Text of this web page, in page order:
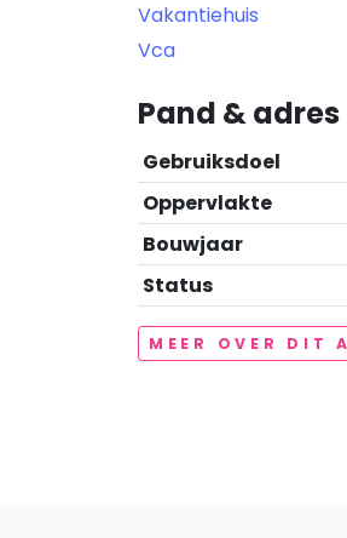
Vakantiehuis
Vca
Pand & adres
Gebruiksdoel
Oppervlakte
Bouwjaar
Status
MEER OVER DIT